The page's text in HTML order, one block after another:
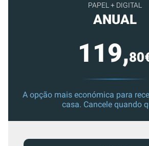
PAPEL + DIGITAL
ANUAL
119,
A opção mais económica para
casa. Cancele quando